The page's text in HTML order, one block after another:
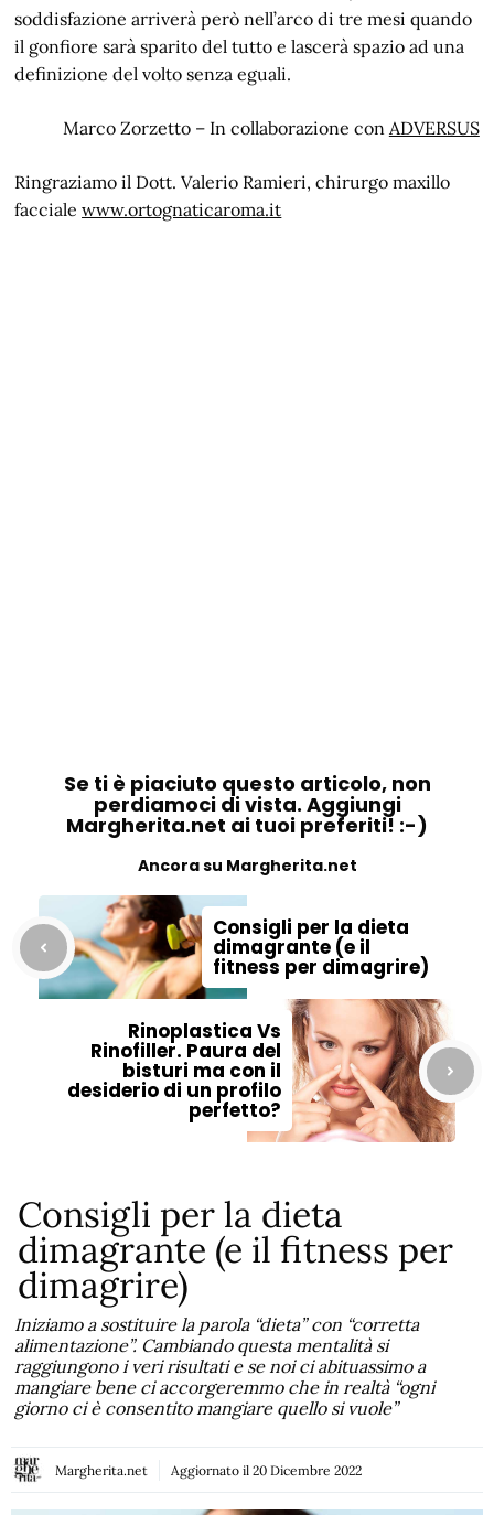
soddisfazione arriverà però nell’arco di tre mesi quando
il gonfiore sarà sparito del tutto e lascerà spazio ad una
definizione del volto senza eguali.
Marco Zorzetto – In collaborazione con ADVERSUS
Ringraziamo il Dott. Valerio Ramieri, chirurgo maxillo
faccialewww.ortognaticaroma.it
Se ti è piaciuto questo articolo, non
perdiamoci di vista. Aggiungi
Margherita.net ai tuoi preferiti! :-)
Ancora su Margherita.net
Consigli per la dieta
dimagrante (e il
fitness per dimagrire)
Rinoplastica Vs
Rinofiller. Paura del
bisturi ma con il
desiderio di un profilo
perfetto?
Consigli per la dieta
dimagrante (e il fitness per
dimagrire)
Iniziamo a sostituire la parola “dieta” con “corretta
alimentazione”. Cambiando questa mentalità si
raggiungono i veri risultati e se noi ci abituassimo a
mangiare bene ci accorgeremmo che in realtà “ogni
giorno ci è consentito mangiare quello si vuole”
Margherita.net Aggiornato il 20 Dicembre 2022